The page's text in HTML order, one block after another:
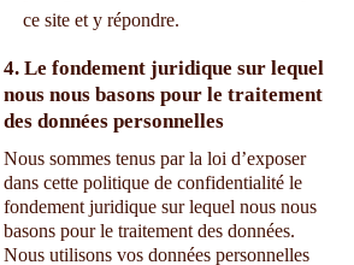
ce site et y répondre.
4. Le fondement juridique sur lequel
nous nous basons pour le traitement
des données personnelles
Nous sommes tenus par la loi d’exposer
dans cette politique de confidentialité le
fondement juridique sur lequel nous nous
basons pour le traitement des données.
Nous utilisons vos données personnelles